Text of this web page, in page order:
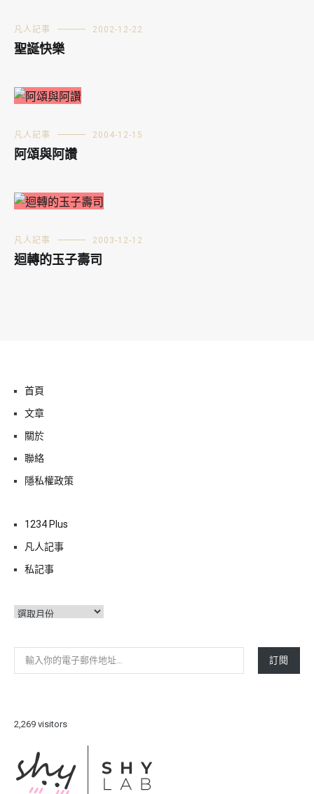
凡人記事 2002-12-22
聖誕快樂
凡人記事 2004-12-15
阿頌與阿讚
凡人記事 2003-12-12
迴轉的玉子壽司
首頁
文章
關於
聯絡
隱私權政策
1234 Plus
凡人記事
私記事
彙
輸入你的電子郵件地址…
訂閱
2,269 visitors